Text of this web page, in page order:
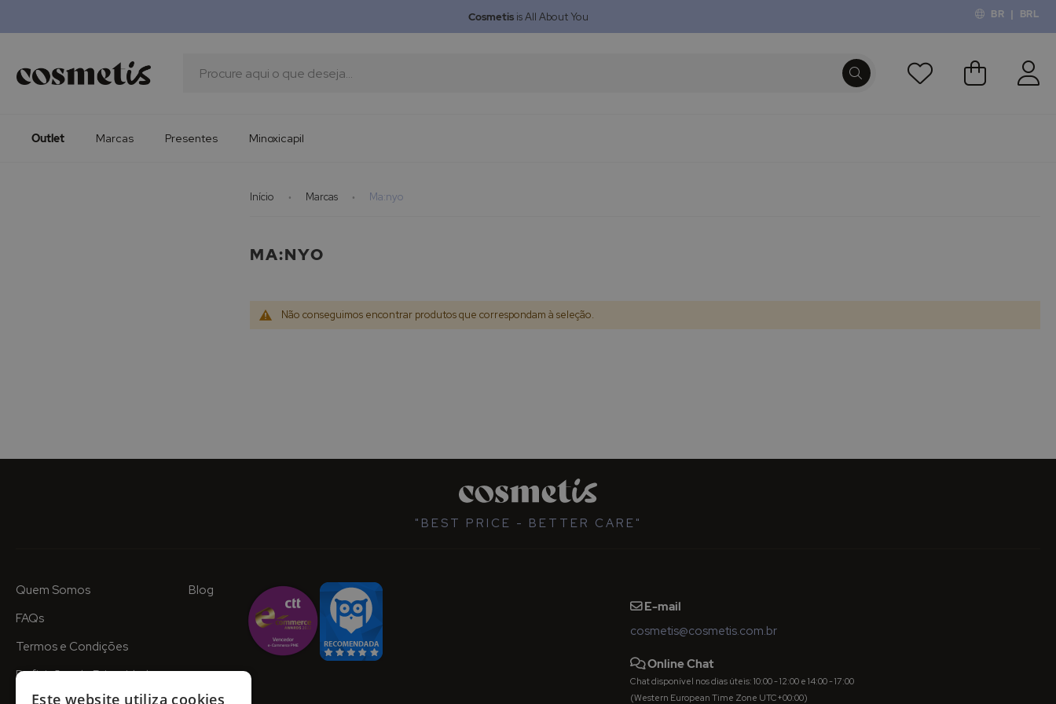
BR | BRL
Cosmetisis All About You
Procura
O Meu
Presentes
Minoxicapil
Outlet Marcas Presentes Minoxicapil
Início Marcas Ma:nyo
MA:NYO
Não conseguimos encontrar produtos que correspondam à seleção.
"BEST PRICE - BETTER CARE"
Quem Somos
FAQs
Termos e Condições
Definições de Privacidade
Blog
E-mail
cosmetis@cosmetis.com.br
Online Chat
Chat disponível nos dias úteis: 10:00 - 12:00 e 14:00 - 17:00
(Western European Time Zone UTC+00:00)
Este website utiliza cookies